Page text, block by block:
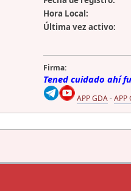
Hora Local:
Última vez activo:
Firma:
Tened cuidado ahí
APP GDA-APP